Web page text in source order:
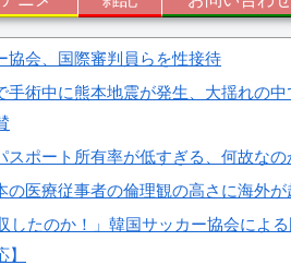
協会、国際審判員らを性接待
手術中に熊本地震が発生、大揺れの
ポート所有率が低すぎる、何故なの
の医療従事者の倫理観の高さに海外が
したのか！」韓国サッカー協会によ